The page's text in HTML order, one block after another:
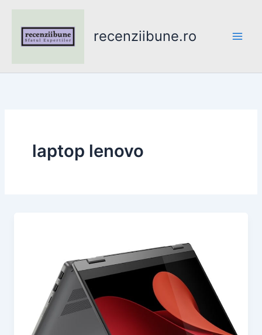
content
recenziibune.ro
laptop lenovo